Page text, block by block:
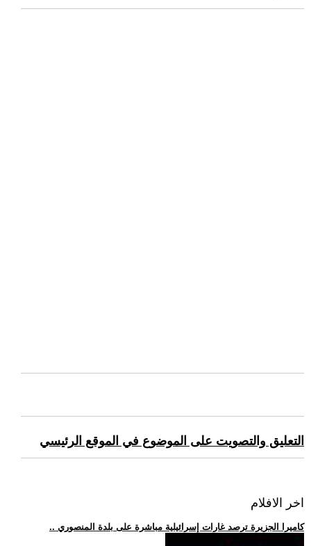
التعليق والتصويت على الموضوع في الموقع الرئيسي
اخر الافلام
.. كاميرا الجزيرة ترصد غارات إسرائيلية مباشرة على بلدة المنصوري